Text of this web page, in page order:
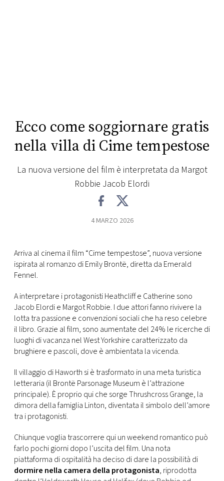
PRINCIPATO
Ecco come soggiornare gratis
nella villa di Cime tempestose
La nuova versione del film è interpretata da Margot
Robbie Jacob Elordi
4 MARZO 2026
Arriva al cinema il film “Cime tempestose”, nuova versione
ispirata al romanzo di Emily Brontë, diretta da Emerald
Fennel.
A interpretare i protagonisti Heathcliff e Catherine sono
Jacob Elordi e Margot Robbie. I due attori fanno rivivere la
lotta tra passione e convenzioni sociali che ha reso celebre
il libro. Grazie al film, sono aumentate del 24% le ricerche di
luoghi di vacanza nel West Yorkshire caratterizzato da
brughiere e pascoli, dove è ambientata la vicenda.
Il villaggio di Haworth si è trasformato in una meta turistica
letteraria (il Brontë Parsonage Museum è l’attrazione
principale). È proprio qui che sorge Thrushcross Grange, la
dimora della famiglia Linton, diventata il simbolo dell’amore
tra i protagonisti.
Chiunque voglia trascorrere qui un weekend romantico può
farlo pochi giorni dopo l’uscita del film. Una nota
piattaforma di ospitalità ha deciso di dare la possibilità di
dormire nella camera della protagonista, riprodotta